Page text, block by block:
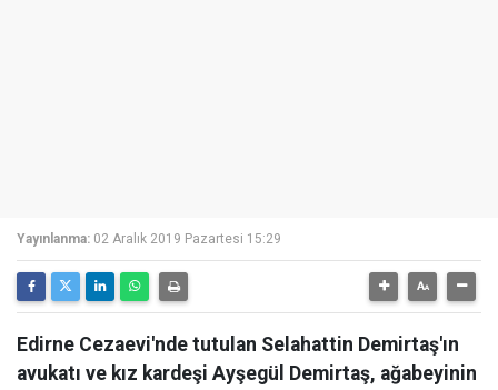
Yayınlanma: 02 Aralık 2019 Pazartesi 15:29
Edirne Cezaevi'nde tutulan Selahattin Demirtaş'ın
avukatı ve kız kardeşi Ayşegül Demirtaş, ağabeyinin